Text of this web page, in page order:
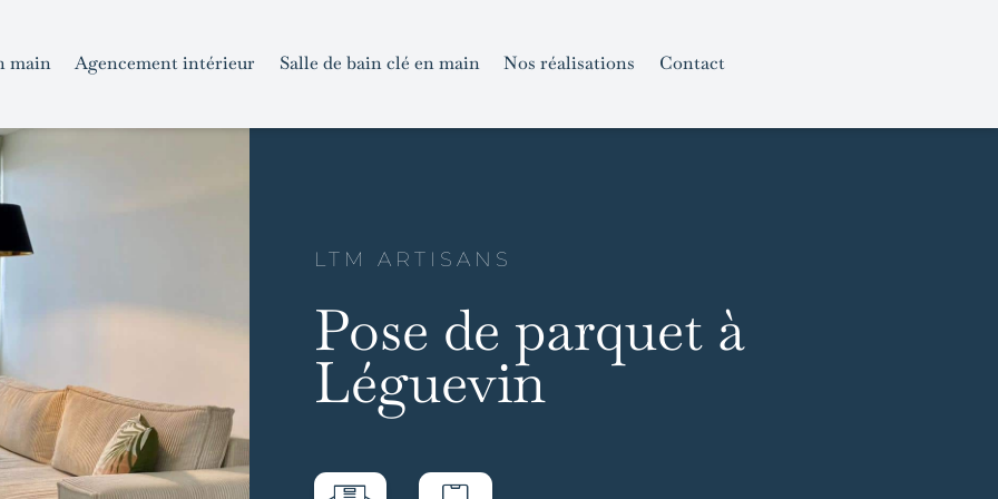
main Agencement intérieur Salle de bain clé en main Nos réalisations Contact
LTM ARTISANS
Pose de parquet à
Léguevin